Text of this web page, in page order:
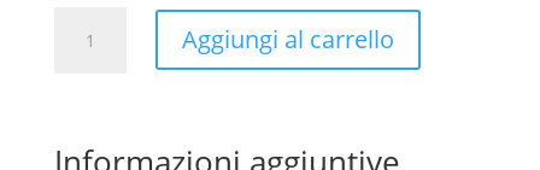
labbra
Aloe
Aggiungi al carrello
Informazioni aggiuntive